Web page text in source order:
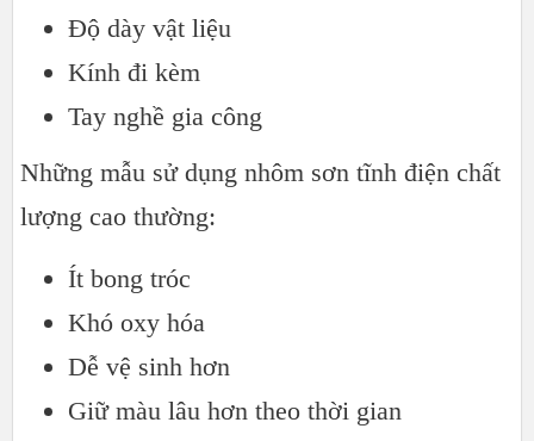
Độ dày vật liệu
Kính đi kèm
Tay nghề gia công
Những mẫu sử dụng nhôm sơn tĩnh điện chất
lượng cao thường:
Ít bong tróc
Khó oxy hóa
Dễ vệ sinh hơn
Giữ màu lâu hơn theo thời gian